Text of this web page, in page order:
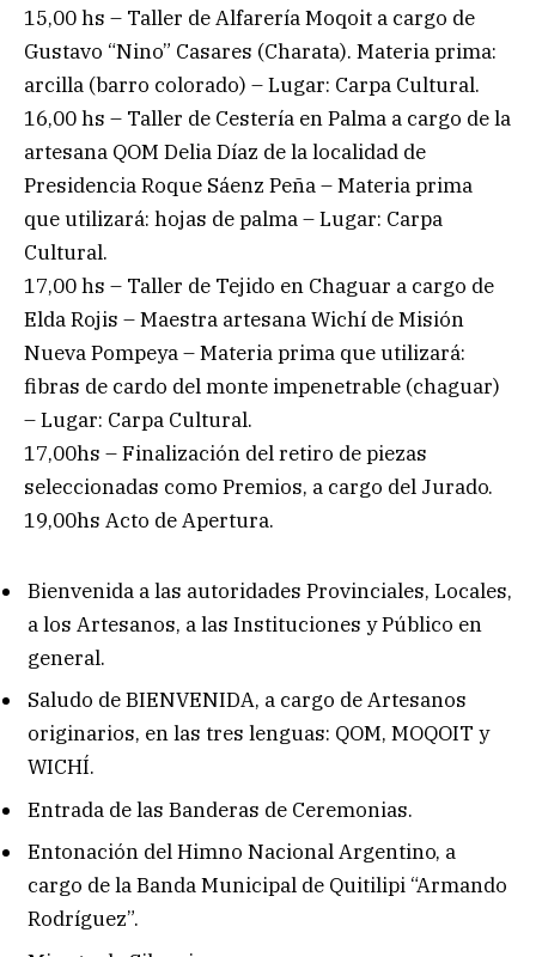
15,00 hs – Taller de Alfarería Moqoit a cargo de
Gustavo “Nino” Casares (Charata). Materia prima:
arcilla (barro colorado) – Lugar: Carpa Cultural.
16,00 hs – Taller de Cestería en Palma a cargo de la
artesana QOM Delia Díaz de la localidad de
Presidencia Roque Sáenz Peña – Materia prima
que utilizará: hojas de palma – Lugar: Carpa
Cultural.
17,00 hs – Taller de Tejido en Chaguar a cargo de
Elda Rojis – Maestra artesana Wichí de Misión
Nueva Pompeya – Materia prima que utilizará:
fibras de cardo del monte impenetrable (chaguar)
– Lugar: Carpa Cultural.
17,00hs – Finalización del retiro de piezas
seleccionadas como Premios, a cargo del Jurado.
19,00hs Acto de Apertura.
Bienvenida a las autoridades Provinciales, Locales,
a los Artesanos, a las Instituciones y Público en
general.
Saludo de BIENVENIDA, a cargo de Artesanos
originarios, en las tres lenguas: QOM, MOQOIT y
WICHÍ.
Entrada de las Banderas de Ceremonias.
Entonación del Himno Nacional Argentino, a
cargo de la Banda Municipal de Quitilipi “Armando
Rodríguez”.